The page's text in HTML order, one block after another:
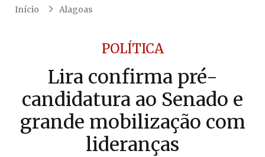
Início Alagoas
POLÍTICA
Lira confirma pré-
candidatura ao Senado e
grande mobilização com
lideranças